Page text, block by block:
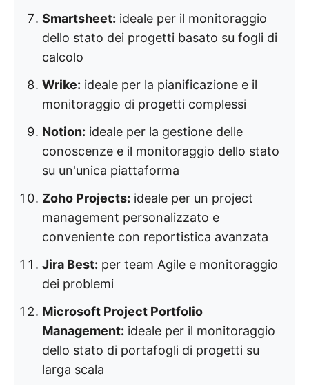
Smartsheet: ideale per il monitoraggio
dello stato dei progetti basato su fogli di
calcolo
Wrike: ideale per la pianificazione e il
monitoraggio di progetti complessi
Notion: ideale per la gestione delle
conoscenze e il monitoraggio dello stato
su un'unica piattaforma
Zoho Projects: ideale per un project
management personalizzato e
conveniente con reportistica avanzata
Jira Best: per team Agile e monitoraggio
dei problemi
Microsoft Project Portfolio
Management: ideale per il monitoraggio
dello stato di portafogli di progetti su
larga scala